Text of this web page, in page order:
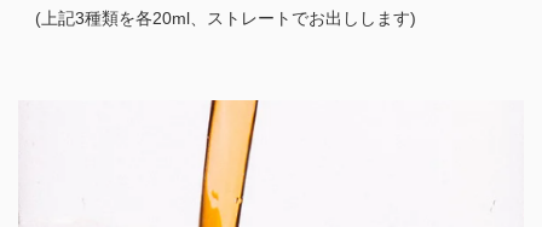
(上記3種類を各20ml、ストレートでお出しします)